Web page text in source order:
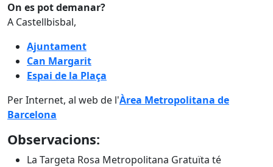
On es pot demanar?
A Castellbisbal,
Ajuntament
Can Margarit
Espai de la Plaça
Per Internet, al web de l'Àrea Metropolitana de
Barcelona
Observacions:
La Targeta Rosa Metropolitana Gratuïta té